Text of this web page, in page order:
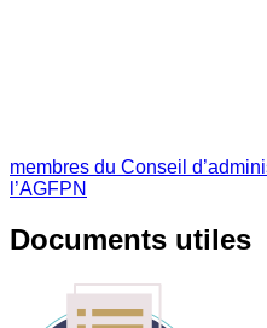
membres du Conseil
l’AGFPN
Documents utiles